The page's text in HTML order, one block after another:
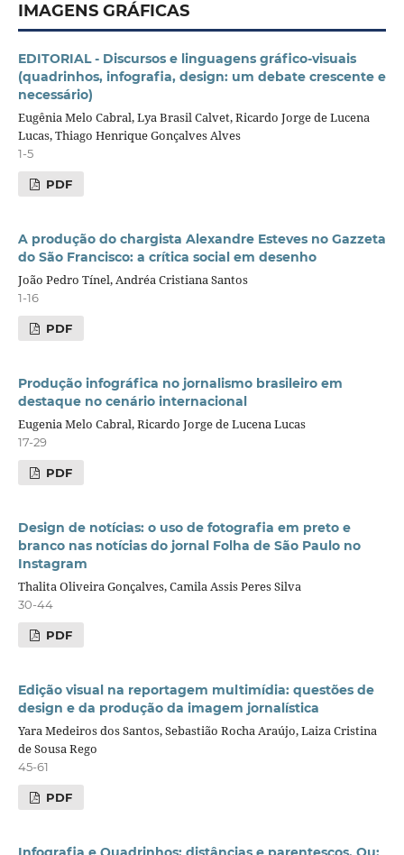
IMAGENS GRÁFICAS
EDITORIAL - Discursos e linguagens gráfico-visuais
(quadrinhos, infografia, design: um debate crescente e
necessário)
Eugênia Melo Cabral, Lya Brasil Calvet, Ricardo Jorge de Lucena
Lucas, Thiago Henrique Gonçalves Alves
1-5
PDF
A produção do chargista Alexandre Esteves no Gazzeta
do São Francisco: a crítica social em desenho
João Pedro Tínel, Andréa Cristiana Santos
1-16
PDF
Produção infográfica no jornalismo brasileiro em
destaque no cenário internacional
Eugenia Melo Cabral, Ricardo Jorge de Lucena Lucas
17-29
PDF
Design de notícias: o uso de fotografia em preto e
branco nas notícias do jornal Folha de São Paulo no
Instagram
Thalita Oliveira Gonçalves, Camila Assis Peres Silva
30-44
PDF
Edição visual na reportagem multimídia: questões de
design e da produção da imagem jornalística
Yara Medeiros dos Santos, Sebastião Rocha Araújo, Laiza Cristina
de Sousa Rego
45-61
PDF